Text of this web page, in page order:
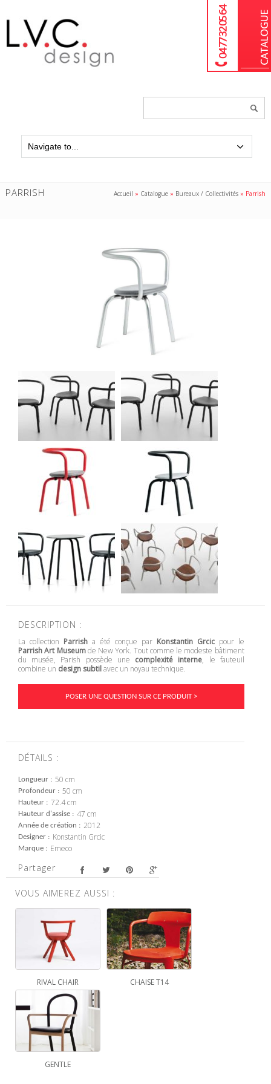
04 77 32 05 64
PARRISH Accueil » Catalogue » Bureaux / Collectivités » Parrish
DESCRIPTION :
La collection Parrisha été conçue par Konstantin Grcicpour le
Parrish Art Museumde New York. Tout comme le modeste bâtiment
du musée, Parish possède une complexité interne, le fauteuil
combine un design subtilavec un noyau technique.
POSER UNE QUESTION SUR CE PRODUIT >
DÉTAILS :
Longueur 50 cm
Profondeur 50 cm
Hauteur 72.4 cm
Hauteur d'assise 47 cm
Année de création 2012
Designer Konstantin Grcic
Marque Emeco
Partager
VOUS AIMEREZ AUSSI :
RIVAL CHAIR CHAISE T14
GENTLE